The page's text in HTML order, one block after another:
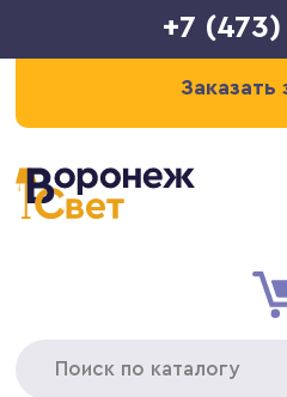
+7
Заказать